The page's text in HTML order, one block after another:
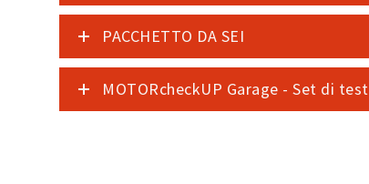
PACCHETTO DA SEI
MOTORcheckUP Garage - Set di test